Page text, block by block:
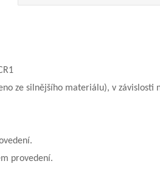
ze silnějšího materiálu), v závislosti
provedení.